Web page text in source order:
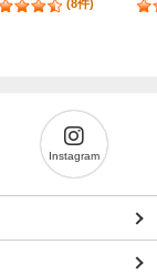
(8件)
Instagram